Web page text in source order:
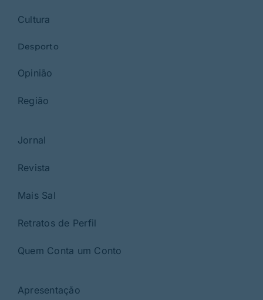
Cultura
Desporto
Opinião
Região
Jornal
Revista
Mais Sal
Retratos de Perfil
Quem Conta um Conto
Apresentação